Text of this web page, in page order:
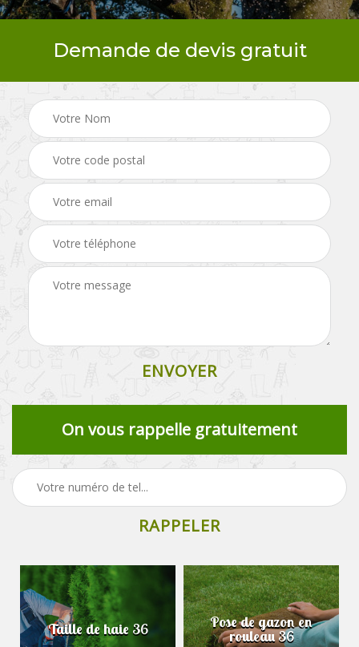
Demande de devis gratuit
On vous rappelle gratuitement
Taille de haie 36 Pose de gazon en
rouleau 36